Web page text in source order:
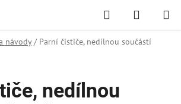
Hledat
KOŠÍK
návody / Parní čističe, nedílnou součástí
nedílnou